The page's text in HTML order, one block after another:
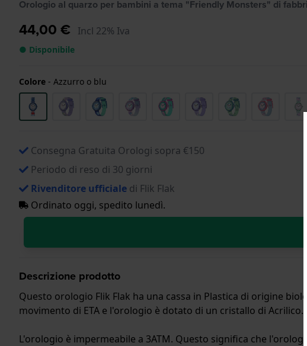
Orologio al quarzo per bambini a tema "Friendly Monsters" di
44,00 € Incl 22% Iva
● Disponibile
Colore - Azzurro o blu
Consegna Gratuita Orologi sopra €150
Periodo di reso di 30 giorni
Rivenditore ufficiale di Flik Flak
Ordinato oggi, spedito lunedì.
Descrizione prodotto
Questo orologio Flik Flak ha una cassa in Plastica di origine
movimento di ETA e l'orologio è dotato di un cristallo di Acrilico.
L'orologio è impermeabile a 3ATM. Questo significa che